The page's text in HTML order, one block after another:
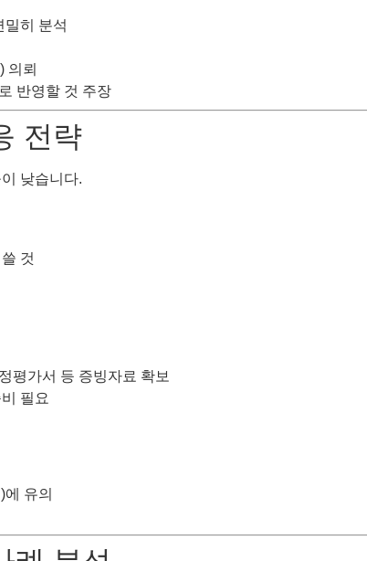
밀히 분석
의뢰
반영할 것 주장
전략
낮습니다.
것
평가서 등 증빙자료 확보
필요
유의